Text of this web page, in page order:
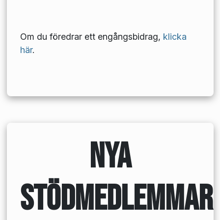
Om du föredrar ett engångsbidrag, klicka
här.
Nya
stödmedlemmar